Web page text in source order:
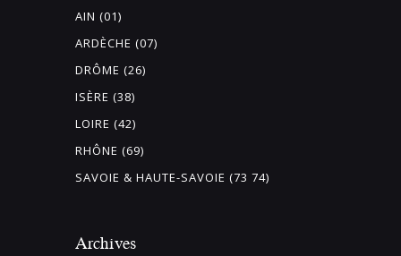
AIN (01)
ARDÈCHE (07)
DRÔME (26)
ISÈRE (38)
LOIRE (42)
RHÔNE (69)
SAVOIE & HAUTE-SAVOIE (73 74)
Archives